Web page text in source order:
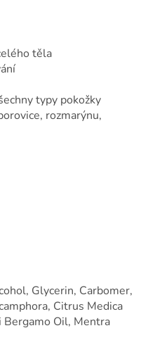
těla
typy pokožky
rozmarýnu,
Glycerin, Carbomer,
Citrus Medica
Oil, Mentra